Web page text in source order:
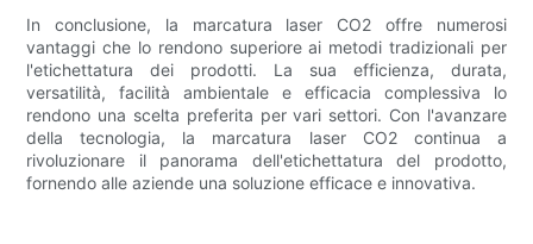
In conclusione, la marcatura laser CO2 offre numerosi
vantaggi che lo rendono superiore ai metodi tradizionali per
l'etichettatura dei prodotti. La sua efficienza, durata,
versatilità, facilità ambientale e efficacia complessiva lo
rendono una scelta preferita per vari settori. Con l'avanzare
della tecnologia, la marcatura laser CO2 continua a
rivoluzionare il panorama dell'etichettatura del prodotto,
fornendo alle aziende una soluzione efficace e innovativa.